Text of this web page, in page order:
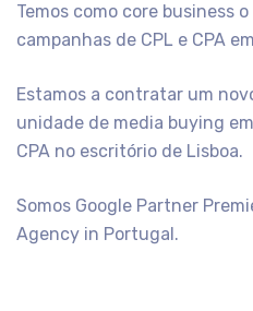
Temos como core business
campanhas de CPL e CPA
Estamos a contratar um
unidade de media buying
CPA no escritório de Lisboa.
Somos Google Partner
Agency in Portugal.